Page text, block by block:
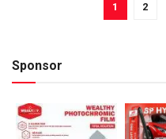
1 2
Sponsor